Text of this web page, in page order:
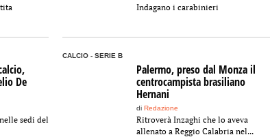
Indagano i carabinieri
De
sedi del
CALCIO - SERIE B
Palermo, preso dal Monza il
centrocampista brasiliano
Hernani
diRedazione
Ritroverà Inzaghi che lo aveva
allenato a Reggio Calabria nel...